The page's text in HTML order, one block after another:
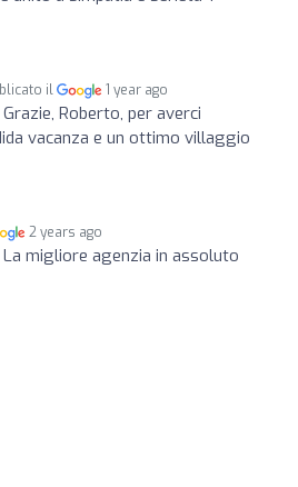
il 1 year ago
Grazie, Roberto, per averci
vacanza e un ottimo villaggio
2 years ago
La migliore agenzia in assoluto